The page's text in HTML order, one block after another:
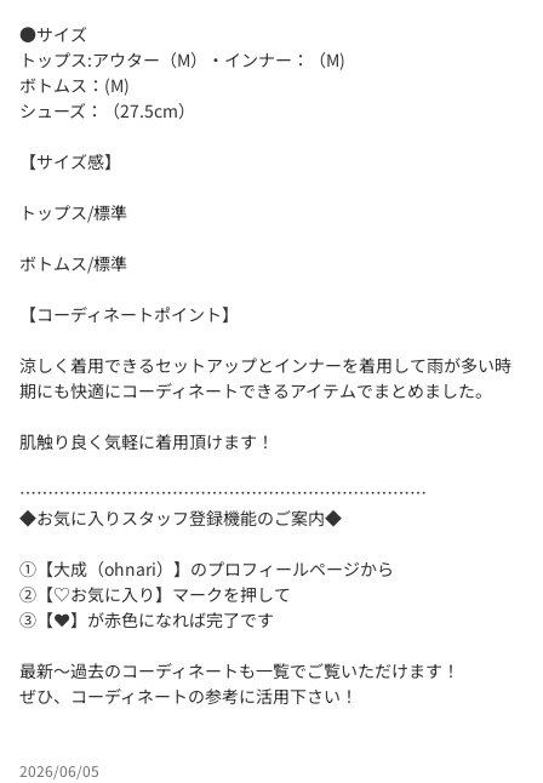
●サイズ
トップス:アウター（M）・インナー：（M)
ボトムス：(M)
シューズ：（27.5cm）
【サイズ感】
トップス/標準
ボトムス/標準
【コーディネートポイント】
涼しく着用できるセットアップとインナーを着用して雨が多い時
期にも快適にコーディネートできるアイテムでまとめました。
肌触り良く気軽に着用頂けます！
………………………………………………………………
◆お気に入りスタッフ登録機能のご案内◆
①【大成（ohnari）】のプロフィールページから
②【♡お気に入り】マークを押して
③【❤️】が赤色になれば完了です
最新〜過去のコーディネートも一覧でご覧いただけます！
ぜひ、コーディネートの参考に活用下さい！
2026/06/05